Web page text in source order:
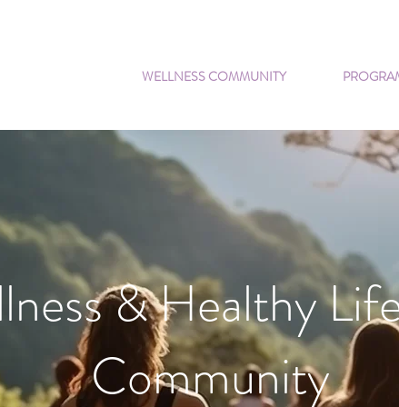
WELLNESS COMMUNITY
& Healthy
Community